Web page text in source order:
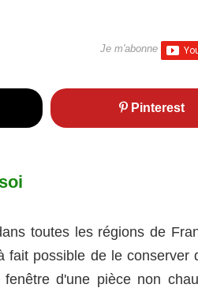
Je m'abonne
Pinterest
toutes les régions de
fait possible de le conserver
d'une pièce non